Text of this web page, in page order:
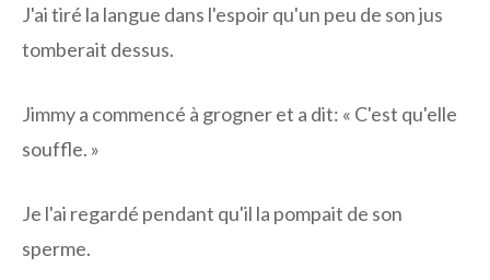
J'ai tiré la langue dans l'espoir qu'un peu de son jus
tomberait dessus.
Jimmy a commencé à grogner et a dit: « C'est qu'elle
souffle. »
Je l'ai regardé pendant qu'il la pompait de son
sperme.